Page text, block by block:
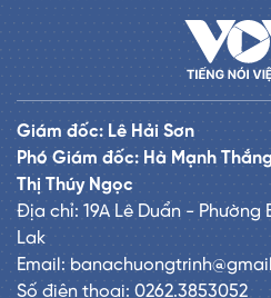
Giám đốc: Lê Hải Sơn
Phó Giám đốc: Hà Mạnh
Thị Thúy Ngọc
Địa chỉ: 19A Lê Duẩn -
Lak
Email:
Số điện thoại: 0262.3853052